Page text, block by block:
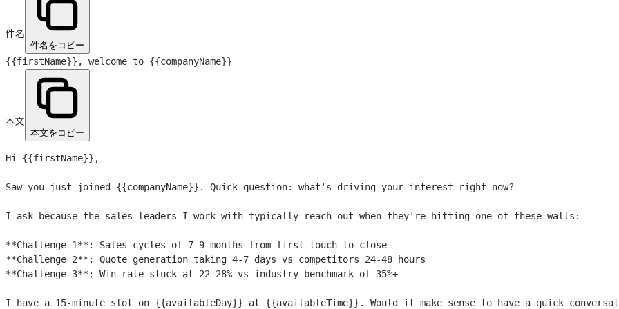
件名
件名をコピー
{{firstName}} , welcome to {{companyName}}
本文
本文をコピー
Hi {{firstName}} ,
Saw you just joined {{companyName}} . Quick question: what's driving your interest right now?
I ask because the sales leaders I work with typically reach out when they're hitting one of these walls:
**Challenge 1**: Sales cycles of 7-9 months from first touch to close
**Challenge 2**: Quote generation taking 4-7 days vs competitors 24-48 hours
**Challenge 3**: Win rate stuck at 22-28% vs industry benchmark of 35%+
I have a 15-minute slot on {{availableDay}} at {{availableTime}} . Would it make sense to have a quick